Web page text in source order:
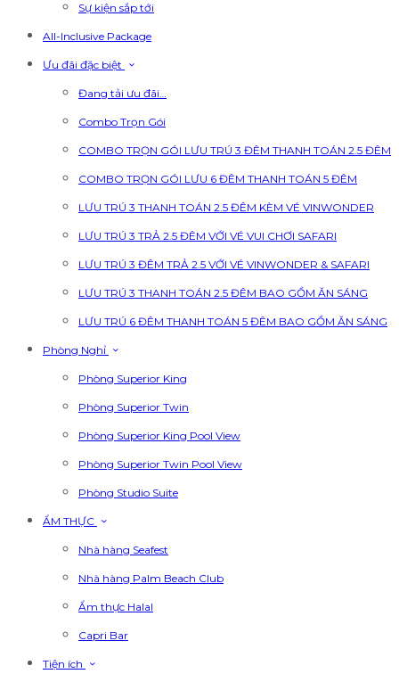
Sự kiện sắp tới
All-Inclusive Package
Ưu đãi đặc biệt
Đang tải ưu đãi…
Combo Trọn Gói
COMBO TRỌN GÓI LƯU TRÚ 3 ĐÊM THANH TOÁN 2.5 ĐÊM
COMBO TRỌN GÓI LƯU 6 ĐÊM THANH TOÁN 5 ĐÊM
LƯU TRÚ 3 THANH TOÁN 2.5 ĐÊM KÈM VÉ VINWONDER
LƯU TRÚ 3 TRẢ 2.5 ĐÊM VỚI VÉ VUI CHƠI SAFARI
LƯU TRÚ 3 ĐÊM TRẢ 2.5 VỚI VÉ VINWONDER & SAFARI
LƯU TRÚ 3 THANH TOÁN 2.5 ĐÊM BAO GỒM ĂN SÁNG
LƯU TRÚ 6 ĐÊM THANH TOÁN 5 ĐÊM BAO GỒM ĂN SÁNG
Phòng Nghỉ
Phòng Superior King
Phòng Superior Twin
Phòng Superior King Pool View
Phòng Superior Twin Pool View
Phòng Studio Suite
ẨM THỰC
Nhà hàng Seafest
Nhà hàng Palm Beach Club
Ẩm thực Halal
Capri Bar
Tiện ích